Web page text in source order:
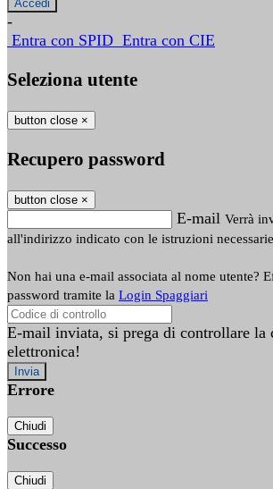
-
Entra con SPID Entra con CIE
Seleziona utente
button close ×
Recupero password
button close ×
E-mail Verrà
all'indirizzo indicato con le istruzioni
Non hai una e-mail associata al nome utente?
password tramite la Login Spaggiari
E-mail inviata, si prega di controllare la
elettronica!
Errore
Chiudi
Successo
Chiudi